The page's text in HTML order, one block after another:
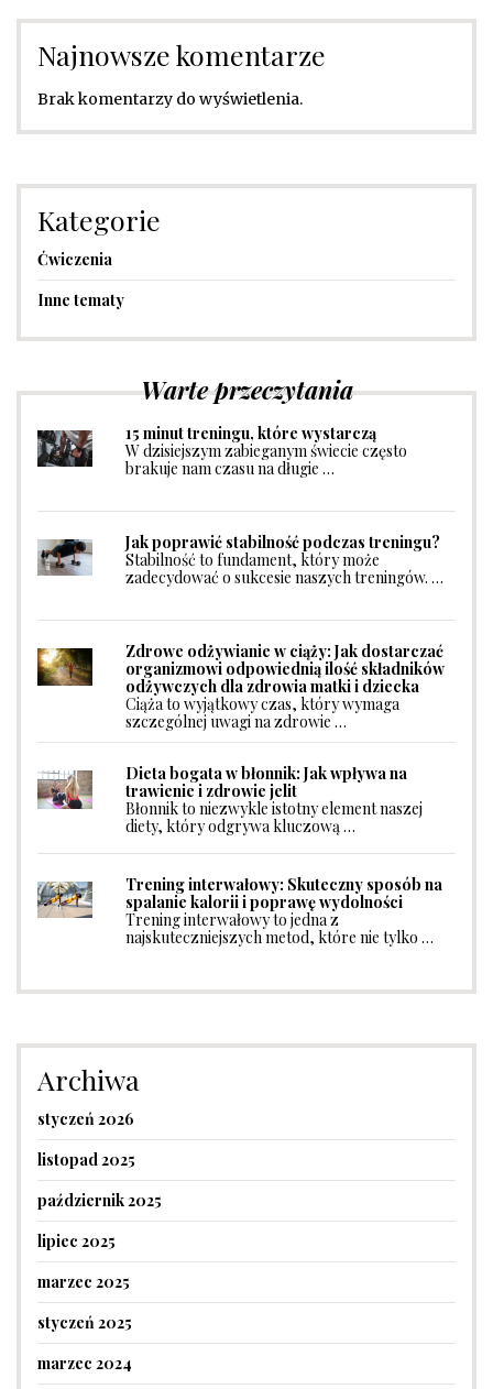
Najnowsze komentarze
Brak komentarzy do wyświetlenia.
Kategorie
Ćwiczenia
Inne tematy
Warte przeczytania
15 minut treningu, które wystarczą
W dzisiejszym zabieganym świecie często
brakuje nam czasu na długie …
Jak poprawić stabilność podczas treningu?
Stabilność to fundament, który może
zadecydować o sukcesie naszych treningów. …
Zdrowe odżywianie w ciąży: Jak dostarczać
organizmowi odpowiednią ilość składników
odżywczych dla zdrowia matki i dziecka
Ciąża to wyjątkowy czas, który wymaga
szczególnej uwagi na zdrowie …
Dieta bogata w błonnik: Jak wpływa na
trawienie i zdrowie jelit
Błonnik to niezwykle istotny element naszej
diety, który odgrywa kluczową …
Trening interwałowy: Skuteczny sposób na
spalanie kalorii i poprawę wydolności
Trening interwałowy to jedna z
najskuteczniejszych metod, które nie tylko …
Archiwa
styczeń 2026
listopad 2025
październik 2025
lipiec 2025
marzec 2025
styczeń 2025
marzec 2024